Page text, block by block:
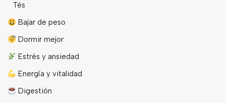
Tés
Bajar de peso
Dormir mejor
Estrés y ansiedad
Energîa y vitalidad
Digestión